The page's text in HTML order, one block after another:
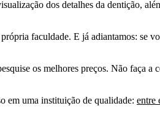
dos detalhes da dentição,
faculdade. E já adiantamos: se
os melhores preços. Não faça a
em uma instituição de qualidade: entre